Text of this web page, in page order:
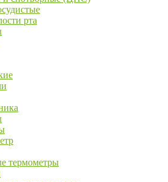
рта
термометры